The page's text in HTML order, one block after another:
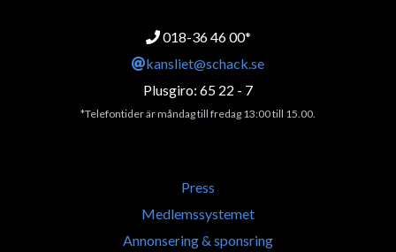
018-36 46 00*
kansliet@schack.se
Plusgiro: 65 22 - 7
*Telefontider är måndag till fredag 13:00 till 15.00.
Press
Medlemssystemet
Annonsering & sponsring